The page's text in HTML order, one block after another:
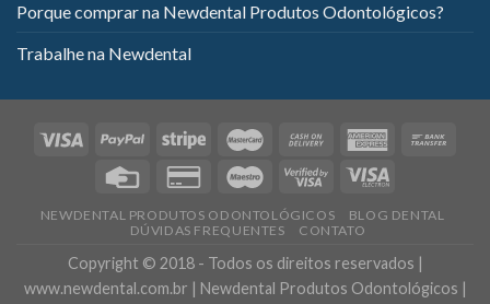
Porque comprar na Newdental Produtos Odontológicos?
Trabalhe na Newdental
NEWDENTAL PRODUTOS ODONTOLÓGICOS
BLOG DENTAL
DÚVIDAS FREQUENTES
CONTATO
Copyright © 2018 - Todos os direitos reservados |
www.newdental.com.br | Newdental Produtos Odontológicos |